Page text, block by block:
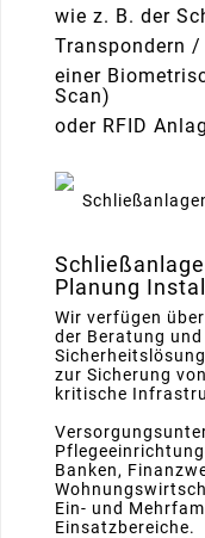
wie z. B. der
Transpondern
einer
Scan)
oder RFID
Planung
Wir verfügen
der Beratung
zur Sicherung
kritische
Banken,
Ein- und
Einsatzbereiche.